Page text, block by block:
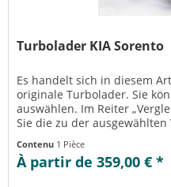
Turbolader KIA Sorento
Es handelt sich in diesem
originale Turbolader. Sie
auswählen. Im Reiter
Sie die zu der
Teilenummern einsehen....
Contenu 1 Pièce
À partir de 359,00 € *